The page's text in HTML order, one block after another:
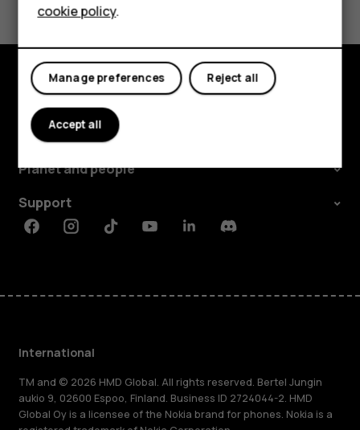
Tablets
Explore
About
Planet and people
Support
FacebookInstagramTiktokYoutubeLinkedinDiscord
International
TM and © 2026 HMD Global. All rights reserved. Bertel Jungin
aukio 9, 02600 Espoo, Finland. Business ID 2724044-2. HMD
Global Oy is a licensee of the Nokia brand for phones. Nokia is a
cookie policy.
Reject all
Manage preferences
Accept all